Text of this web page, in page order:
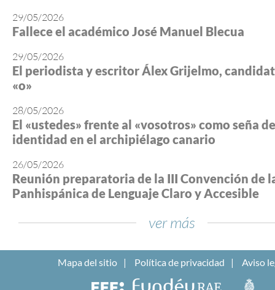
29/05/2026
Fallece el académico José Manuel Blecua
29/05/2026
El periodista y escritor Álex Grijelmo,
«o»
28/05/2026
El «ustedes» frente al «vosotros» como seña de
identidad en el archipiélago canario
26/05/2026
Reunión preparatoria de la III Convención de
Panhispánica de Lenguaje Claro y Accesible
ver más
Mapa del sitio Política de privacidad Aviso